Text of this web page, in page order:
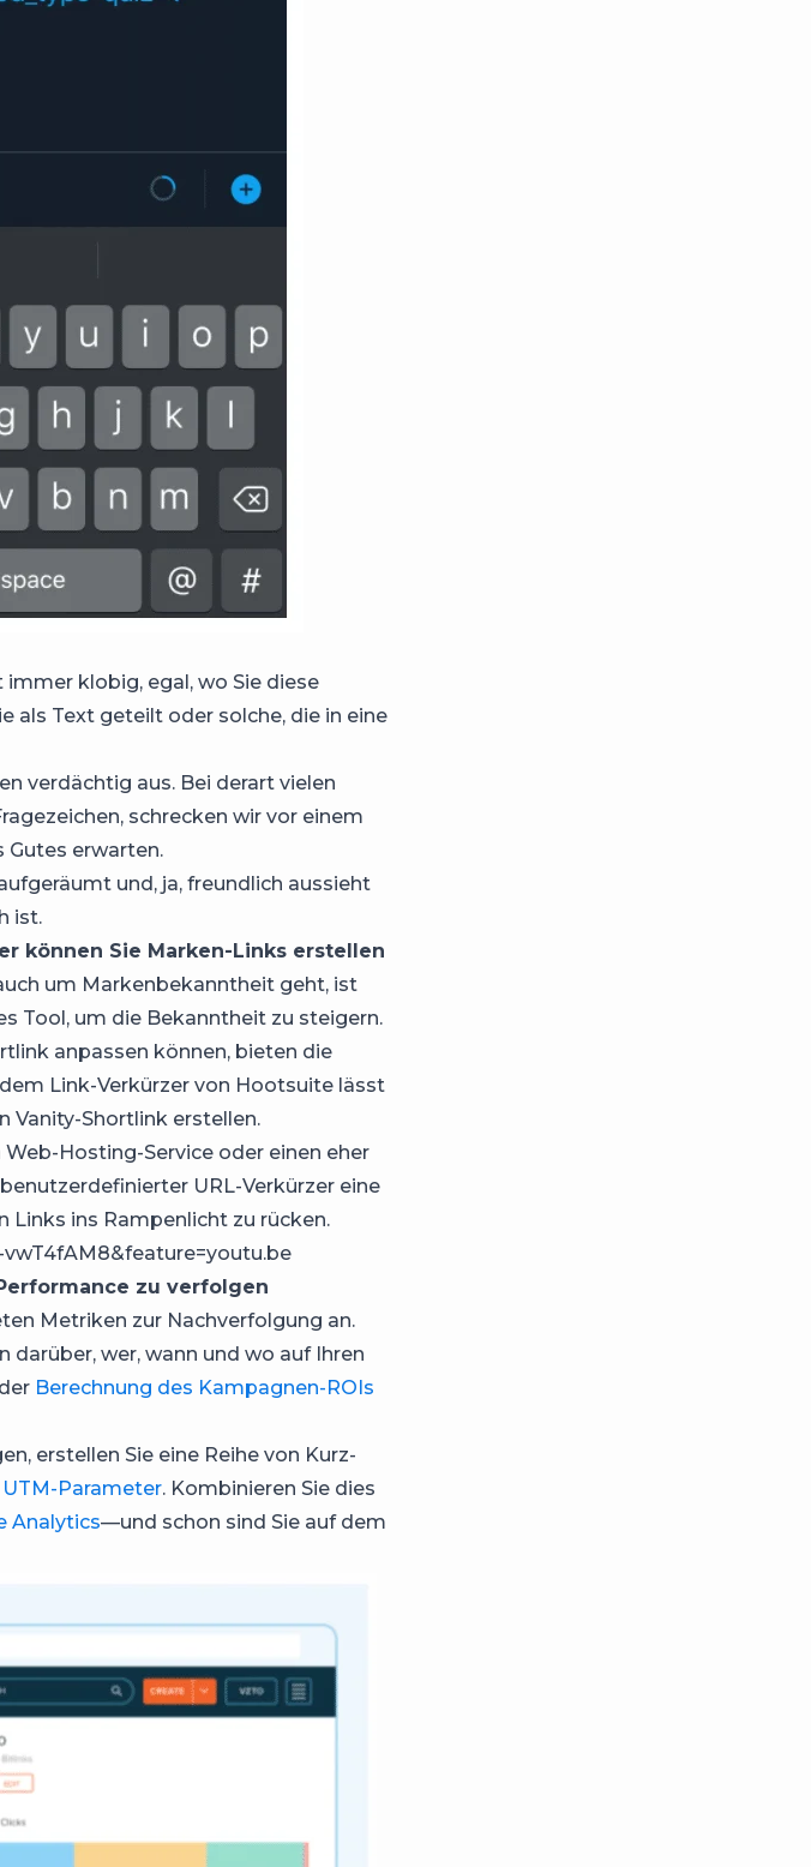
klobig, egal, wo Sie diese
als Text geteilt oder solche, die in eine
verdächtig aus. Bei derart vielen
schrecken wir vor einem
Gutes erwarten.
und, ja, freundlich aussieht
ist.
können Sie Marken-Links erstellen
um Markenbekanntheit geht, ist
Tool, um die Bekanntheit zu steigern.
anpassen können, bieten die
Link-Verkürzer von Hootsuite lässt
Vanity-Shortlink erstellen.
Hosting-Service oder einen eher
URL-Verkürzer eine
Links ins Rampenlicht zu rücken.
zu verfolgen
Metriken zur Nachverfolgung an.
wer, wann und wo auf Ihren
Berechnung des Kampagnen-ROIs
erstellen Sie eine Reihe von Kurz-
UTM-Parameter. Kombinieren Sie dies
Analytics—und schon sind Sie auf dem